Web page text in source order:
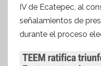
IV de Ecatepec, al
señalamientos de
durante el proceso